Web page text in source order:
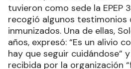
tuvieron como sede la EPEP
recogió algunos testimonios
inmunizados. Una de ellas,
años, expresó: “Es un alivio
hay que seguir cuidándose”
recibida por la organización